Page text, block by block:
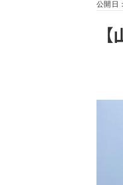
公開日